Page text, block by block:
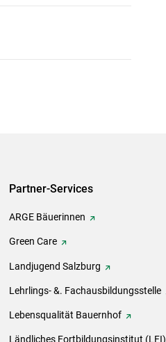
Partner-Services
ARGE Bäuerinnen
Green Care
Landjugend Salzburg
Lehrlings- &. Fachausbildungsstelle
Lebensqualität Bauernhof
Ländliches Fortbildungsinstitut (LFI)